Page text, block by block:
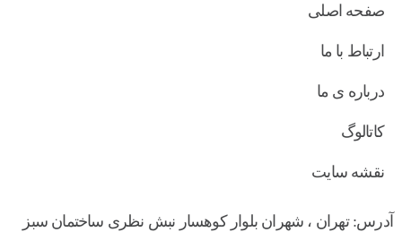
صفحه اصلی
ارتباط با ما
درباره ی ما
کاتالوگ
نقشه سایت
آدرس: تهران ، شهران بلوار کوهسار نبش نظری ساختمان سبز